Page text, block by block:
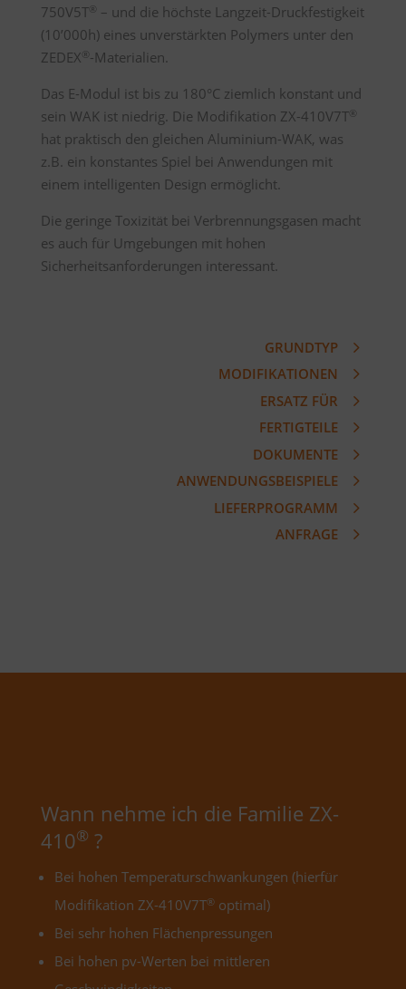
750V5T® – und die höchste Langzeit-Druckfestigkeit
(10’000h) eines unverstärkten Polymers unter den
ZEDEX ® -Materialien.
Das E-Modul ist bis zu 180°C ziemlich konstant und
sein WAK ist niedrig. Die Modifikation ZX-410V7T®
hat praktisch den gleichen Aluminium-WAK, was
z.B. ein konstantes Spiel bei Anwendungen mit
einem intelligenten Design ermöglicht.
Die geringe Toxizität bei Verbrennungsgasen macht
es auch für Umgebungen mit hohen
Sicherheitsanforderungen interessant.
GRUNDTYP
MODIFIKATIONEN
ERSATZ FÜR
FERTIGTEILE
DOKUMENTE
ANWENDUNGSBEISPIELE
LIEFERPROGRAMM
ANFRAGE
Wann nehme ich die Familie ZX-
410® ?
Bei hohen Temperaturschwankungen (hierfür
Modifikation ZX-410V7T®optimal)
Bei sehr hohen Flächenpressungen
Bei hohen pv-Werten bei mittleren